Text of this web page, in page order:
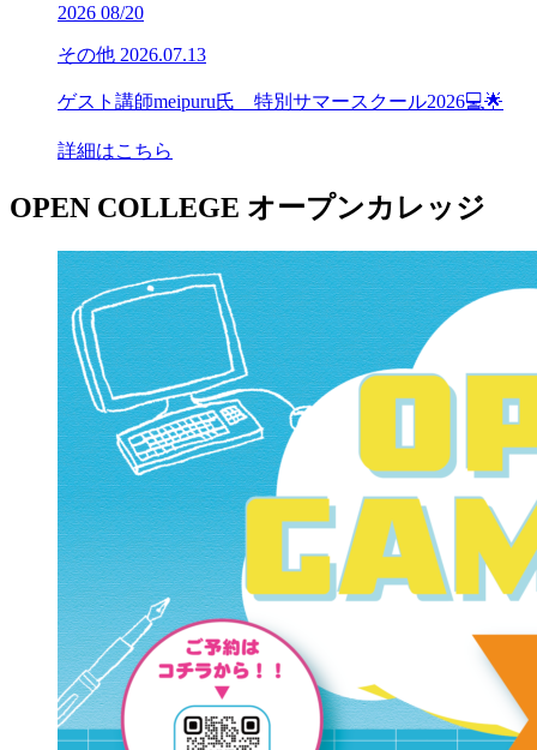
2026 08/20
その他 2026.07.13
ゲスト講師meipuru氏 特別サマースクール2026💻🌟
詳細はこちら
OPEN COLLEGE オープンカレッジ